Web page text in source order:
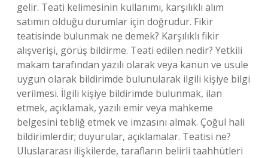
gelir. Teati kelimesinin kullanımı, karşılıklı alım
satımın olduğu durumlar için doğrudur. Fikir
teatisinde bulunmak ne demek? Karşılıklı fikir
alışverişi, görüş bildirme. Teati edilen nedir? Yetkili
makam tarafından yazılı olarak veya kanun ve usule
uygun olarak bildirimde bulunularak ilgili kişiye bilgi
verilmesi. İlgili kişiye bildirimde bulunmak, ilan
etmek, açıklamak, yazılı emir veya mahkeme
belgesini tebliğ etmek ve imzasını almak. Çoğul hali
bildirimlerdir; duyurular, açıklamalar. Teatisi ne?
Uluslararası ilişkilerde, tarafların belirli taahhütleri